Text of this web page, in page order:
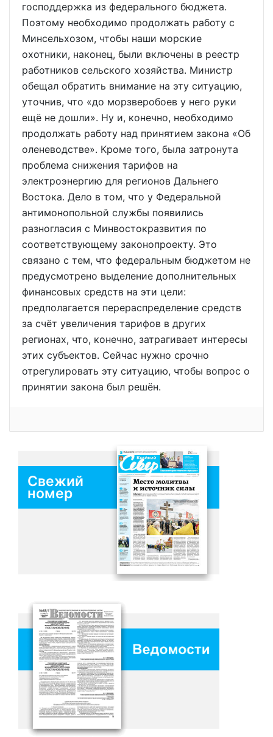
господдержка из федерального бюджета.
Поэтому необходимо продолжать работу с
Минсельхозом, чтобы наши морские
охотники, наконец, были включены в реестр
работников сельского хозяйства. Министр
обещал обратить внимание на эту ситуацию,
уточнив, что «до морзверобоев у него руки
ещё не дошли». Ну и, конечно, необходимо
продолжать работу над принятием закона «Об
оленеводстве». Кроме того, была затронута
проблема снижения тарифов на
электроэнергию для регионов Дальнего
Востока. Дело в том, что у Федеральной
антимонопольной службы появились
разногласия с Минвостокразвития по
соответствующему законопроекту. Это
связано с тем, что федеральным бюджетом не
предусмотрено выделение дополнительных
финансовых средств на эти цели:
предполагается перераспределение средств
за счёт увеличения тарифов в других
регионах, что, конечно, затрагивает интересы
этих субъектов. Сейчас нужно срочно
отрегулировать эту ситуацию, чтобы вопрос о
принятии закона был решён.
Свежий
номер